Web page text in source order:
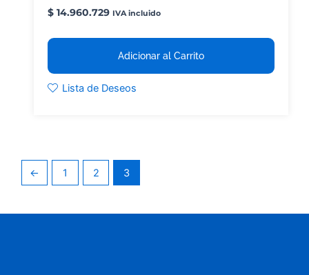
$ 14.960.729 IVA incluido
Adicionar al Carrito
Lista de Deseos
← 1 2 3